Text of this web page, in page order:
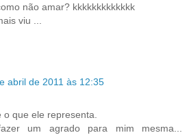
não amar? kkkkkkkkkkkkk
viu ...
abril de 2011 às 12:35
que ele representa.
um agrado para mim mesma...